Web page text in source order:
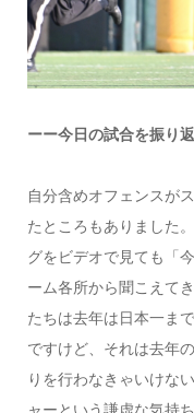
ーー今日の試合を振り
自分含めオフェンスが
たところもありました
グをビデオで見ても「
ーム各所から聞こえて
たちは去年は日本一ま
ですけど、それは去年
りを行わなきゃいけな